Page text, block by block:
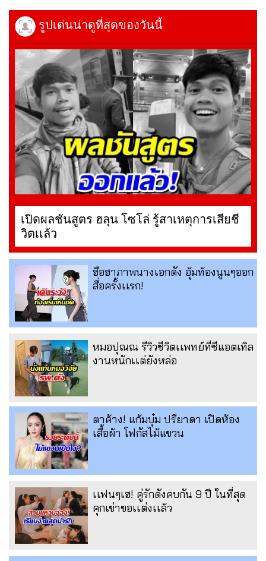
รูปเด่นน่าดูที่สุดของวันนี้
เปิดผลชันสูตร ฮลุน โซโล่ รู้สาเหตุการเสียชี
วิตเเล้ว
ฮือฮาภาพนางเอกดัง อุ้มท้องนูนๆออก
สื่อครั้งเเรก!
หมอปุณณ รีวิวชีวิตเเพทย์ที่ซีแอตเทิล
งานหนักเเต่ยังหล่อ
ตาค้าง! แก้มบุ๋ม ปรียาดา เปิดห้อง
เสื้อผ้า โฟกัสไม้แขวน
เเฟนๆเฮ! คู่รักดังคบกัน 9 ปี ในที่สุด
คุกเข่าขอเเต่งเเล้ว